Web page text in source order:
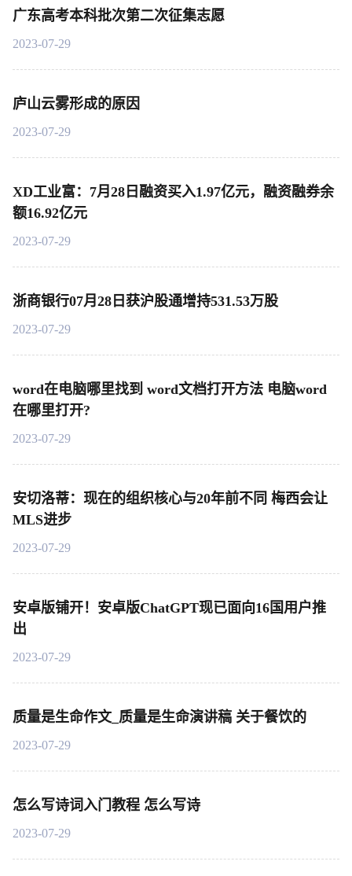
广东高考本科批次第二次征集志愿
2023-07-29
庐山云雾形成的原因
2023-07-29
XD工业富：7月28日融资买入1.97亿元，融资融券余
额16.92亿元
2023-07-29
浙商银行07月28日获沪股通增持531.53万股
2023-07-29
word在电脑哪里找到 word文档打开方法 电脑word
在哪里打开?
2023-07-29
安切洛蒂：现在的组织核心与20年前不同 梅西会让
MLS进步
2023-07-29
安卓版铺开！安卓版ChatGPT现已面向16国用户推
出
2023-07-29
质量是生命作文_质量是生命演讲稿 关于餐饮的
2023-07-29
怎么写诗词入门教程 怎么写诗
2023-07-29